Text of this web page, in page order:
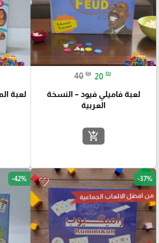
40 ₪ 20 ₪
لعبة فاميلي فيود – النسخة
العربية
add_shopping_cart
favorite_border -37%
من افضل الالعاب الجماعية
-42%